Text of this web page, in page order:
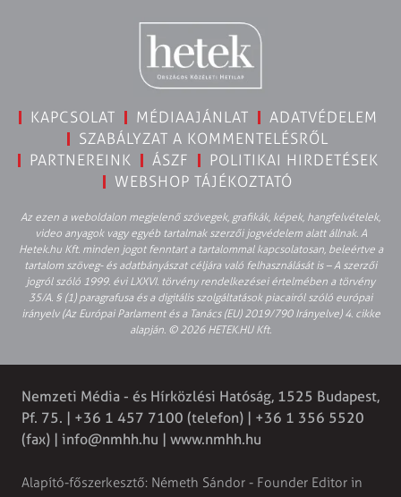
KAPCSOLAT MÉDIAAJÁNLAT
ADATVÉDELEM
SZABÁLYZAT A KOMMENTELÉSRŐL
PARTNEREINK
ÁSZF
POLITIKAI HIRDETÉSEK
WEBSHOP TÁJÉKOZTATÓ
Az ezen a weboldalon megjelenő szövegek, grafikák, képek, hangfelvételek,
video anyagok vagy egyéb tartalmak szerzői jogvédelem alatt állnak. A
Hetek.hu Kft. minden jogot fenntart a tartalommal kapcsolatosan, beleértve a
tartalom szöveg- és adatbányászat céljára való felhasználását is – A szerzői
jogról szóló 1999. évi LXXVI. törvény rendelkezései értelmében a törvény
35/A. § (1) paragrafusa és a digitális szolgáltatások piacairól szóló európai
irányelv (Az Európai Parlament és a Tanács (EU) 2019/790 Irányelve) 4. cikke
alapján. © 2026 HETEK.HU Kft.
Nemzeti Média - és Hírközlési Hatóság, 1525 Budapest,
Pf. 75. | +36 1 457 7100 (telefon) | +36 1 356 5520
(fax) | info@nmhh.hu | www.nmhh.hu
Alapító-főszerkesztő: Németh Sándor - Founder Editor in